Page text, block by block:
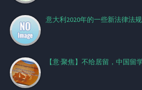
意大利2020年的一些新法律法
【意·聚焦】不给居留，中国留